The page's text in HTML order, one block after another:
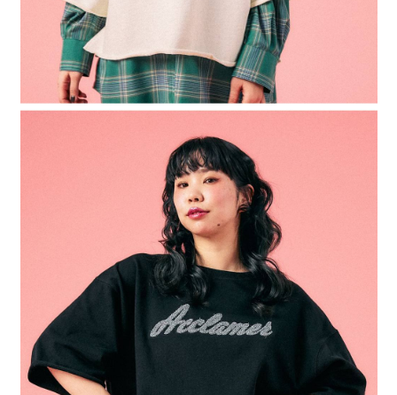
「AFTEE先享後付」，若未經同意申辦者引起之損失，本公司不負相關責
４．使用「AFTEE先享後付」時，將依據個別帳號之用戶狀況，依本公司即
時審查核予不同之上限額度；若仍有額度不足之情形，本公司將視審查結果
請求用戶進行身份認證。
５．嚴禁一人註冊多個帳號或使用他人資訊註冊。若發現惡意使用之情形，
恩沛科技股份有限公司將有權停止該用戶之使用額度並採取法律行動。